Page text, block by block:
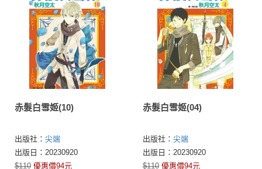
赤髮白雪姬(10)
出版社： 尖端
出版日：20230920
$110 優惠價94元
赤髮白雪姬(04)
出版社： 尖端
出版日：20230920
$110 優惠價94元